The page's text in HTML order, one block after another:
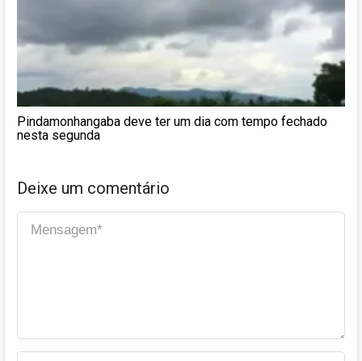
Pindamonhangaba deve ter um dia com tempo fechado
nesta segunda
Deixe um comentário